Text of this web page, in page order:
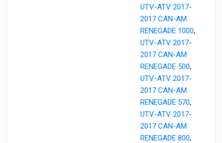
UTV-ATV 2017-
2017 CAN-AM
RENEGADE 1000,
UTV-ATV 2017-
2017 CAN-AM
RENEGADE 500,
UTV-ATV 2017-
2017 CAN-AM
RENEGADE 570,
UTV-ATV 2017-
2017 CAN-AM
RENEGADE 800,